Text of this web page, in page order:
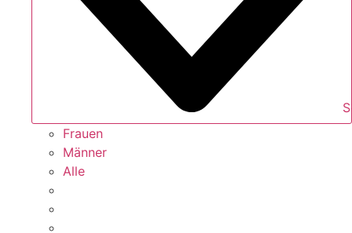
Frauen
Männer
Alle